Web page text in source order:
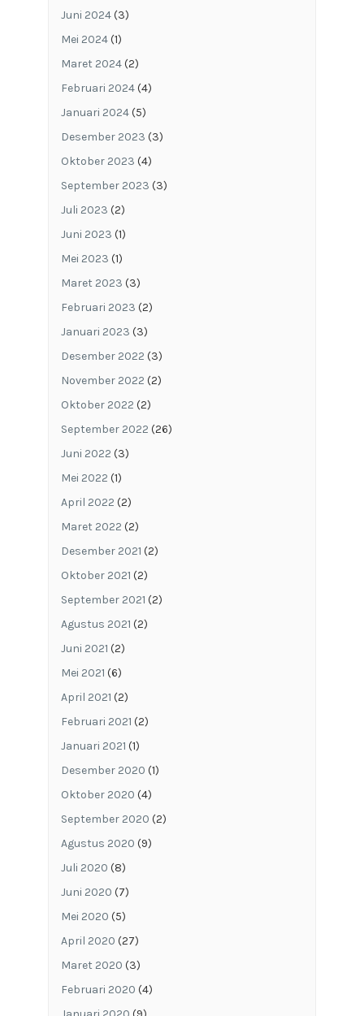
Juni 2024(3)
Mei 2024(1)
Maret 2024(2)
Februari 2024(4)
Januari 2024(5)
Desember 2023 (3)
Oktober 2023 (4)
September 2023 (3)
Juli 2023 (2)
Juni 2023 (1)
Mei 2023 (1)
Maret 2023 (3)
Februari 2023 (2)
Januari 2023 (3)
Desember 2022 (3)
November 2022 (2)
Oktober 2022 (2)
September 2022 (26)
Juni 2022 (3)
Mei 2022 (1)
April 2022 (2)
Maret 2022 (2)
Desember 2021 (2)
Oktober 2021 (2)
September 2021 (2)
Agustus 2021 (2)
Juni 2021 (2)
Mei 2021 (6)
April 2021 (2)
Februari 2021 (2)
Januari 2021 (1)
Desember 2020 (1)
Oktober 2020 (4)
September 2020 (2)
Agustus 2020 (9)
Juli 2020 (8)
Juni 2020 (7)
Mei 2020 (5)
April 2020 (27)
Maret 2020 (3)
Februari 2020 (4)